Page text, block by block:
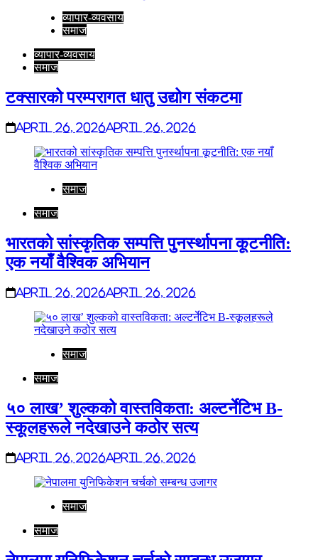
व्यापार-व्यवसाय
समाज
व्यापार-व्यवसाय
समाज
टक्सारको परम्परागत धातु उद्योग संकटमा
April 26, 2026April 26, 2026
समाज
समाज
भारतको सांस्कृतिक सम्पत्ति पुनर्स्थापना कूटनीति:
एक नयाँ वैश्विक अभियान
April 26, 2026April 26, 2026
समाज
समाज
५० लाख’ शुल्कको वास्तविकता: अल्टर्नेटिभ B-
स्कूलहरूले नदेखाउने कठोर सत्य
April 26, 2026April 26, 2026
समाज
समाज